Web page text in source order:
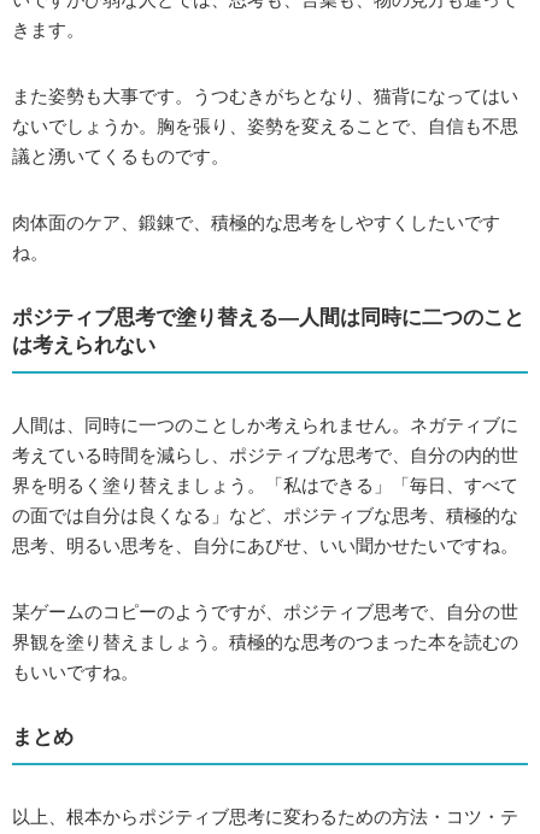
きます。
また姿勢も大事です。うつむきがちとなり、猫背になってはい
ないでしょうか。胸を張り、姿勢を変えることで、自信も不思
議と湧いてくるものです。
肉体面のケア、鍛錬で、積極的な思考をしやすくしたいです
ね。
ポジティブ思考で塗り替える―人間は同時に二つのこと
は考えられない
人間は、同時に一つのことしか考えられません。ネガティブに
考えている時間を減らし、ポジティブな思考で、自分の内的世
界を明るく塗り替えましょう。「私はできる」「毎日、すべて
の面では自分は良くなる」など、ポジティブな思考、積極的な
思考、明るい思考を、自分にあびせ、いい聞かせたいですね。
某ゲームのコピーのようですが、ポジティブ思考で、自分の世
界観を塗り替えましょう。積極的な思考のつまった本を読むの
もいいですね。
まとめ
以上、根本からポジティブ思考に変わるための方法・コツ・テ